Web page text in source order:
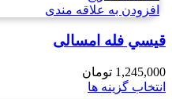
افزودن به علاقه مندی
قيسي فله امسالی
1,245,000 تومان
انتخاب گزینه ها